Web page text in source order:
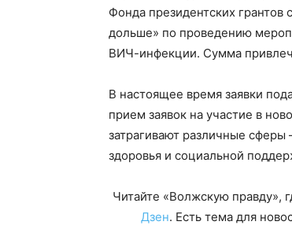
Фонда президентских
дольше» по проведению
ВИЧ-инфекции. Сумма
В настоящее время заявки
прием заявок на участие в
затрагивают различные сферы
здоровья и социальной
Читайте «Волжскую правду»,
Дзен. Есть тема для